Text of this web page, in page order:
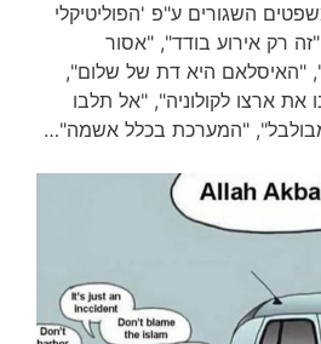
השגורים ע"פ 'הפוליטיקלי
רק אירוע בודד", "אסור
"האיסלאם היא דת של שלום",
את ארצו לקולוניה", "אל תלבו
"המערכת בכלל אשמה"…